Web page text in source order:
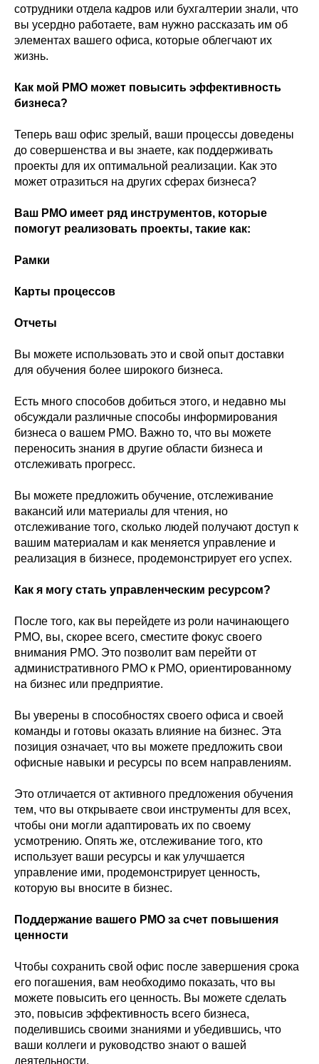
сотрудники отдела кадров или бухгалтерии знали, что
вы усердно работаете, вам нужно рассказать им об
элементах вашего офиса, которые облегчают их
жизнь.
Как мой PMO может повысить эффективность
бизнеса?
Теперь ваш офис зрелый, ваши процессы доведены
до совершенства и вы знаете, как поддерживать
проекты для их оптимальной реализации. Как это
может отразиться на других сферах бизнеса?
Ваш PMO имеет ряд инструментов, которые
помогут реализовать проекты, такие как:
Рамки
Карты процессов
Отчеты
Вы можете использовать это и свой опыт доставки
для обучения более широкого бизнеса.
Есть много способов добиться этого, и недавно мы
обсуждали различные способы информирования
бизнеса о вашем PMO. Важно то, что вы можете
переносить знания в другие области бизнеса и
отслеживать прогресс.
Вы можете предложить обучение, отслеживание
вакансий или материалы для чтения, но
отслеживание того, сколько людей получают доступ к
вашим материалам и как меняется управление и
реализация в бизнесе, продемонстрирует его успех.
Как я могу стать управленческим ресурсом?
После того, как вы перейдете из роли начинающего
PMO, вы, скорее всего, сместите фокус своего
внимания PMO. Это позволит вам перейти от
административного PMO к PMO, ориентированному
на бизнес или предприятие.
Вы уверены в способностях своего офиса и своей
команды и готовы оказать влияние на бизнес. Эта
позиция означает, что вы можете предложить свои
офисные навыки и ресурсы по всем направлениям.
Это отличается от активного предложения обучения
тем, что вы открываете свои инструменты для всех,
чтобы они могли адаптировать их по своему
усмотрению. Опять же, отслеживание того, кто
использует ваши ресурсы и как улучшается
управление ими, продемонстрирует ценность,
которую вы вносите в бизнес.
Поддержание вашего PMO за счет повышения
ценности
Чтобы сохранить свой офис после завершения срока
его погашения, вам необходимо показать, что вы
можете повысить его ценность. Вы можете сделать
это, повысив эффективность всего бизнеса,
поделившись своими знаниями и убедившись, что
ваши коллеги и руководство знают о вашей
деятельности.